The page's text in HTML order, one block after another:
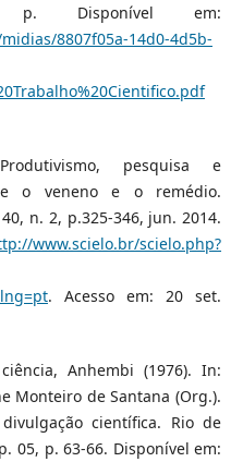
p. Disponível em:
8807f05a-14d0-4d5b-
pesquisa e
o veneno e o remédio.
n. 2, p.325-346, jun. 2014.
www.scielo.br/scielo.php?
. Acesso em: 20 set.
Anhembi (1976). In:
Monteiro de Santana (Org.).
científica. Rio de
05, p. 63-66. Disponível em: